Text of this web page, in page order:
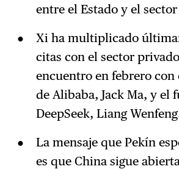
entre el Estado y el
Xi ha multiplicado
citas con el sector
encuentro en febrero
de Alibaba, Jack Ma, y el
DeepSeek, Liang
La mensaje que Pekín
es que China sigue